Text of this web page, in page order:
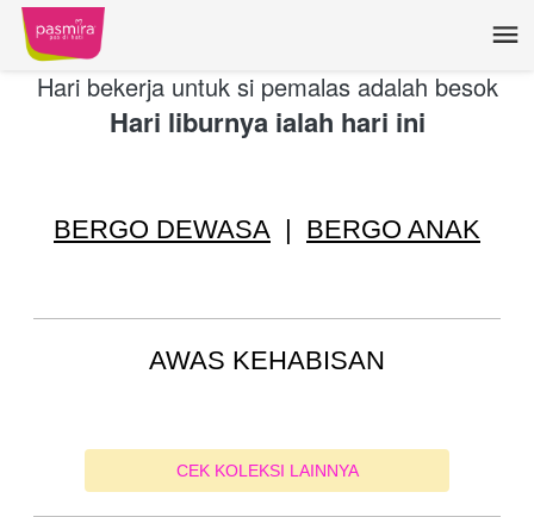
Hari bekerja untuk si pemalas adalah besok
Hari liburnya ialah hari ini
BERGO DEWASA | BERGO ANAK
AWAS KEHABISAN
CEK KOLEKSI LAINNYA